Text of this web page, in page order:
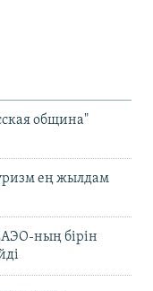
община"
ең жылдам
ның бірін